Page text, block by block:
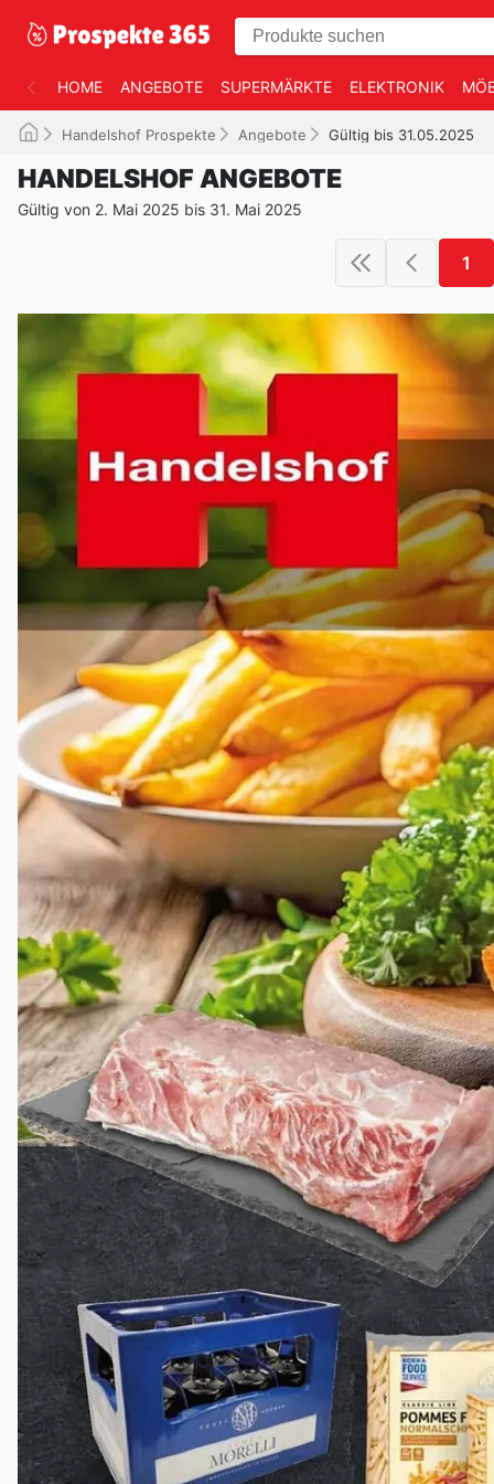
HOME ANGEBOTE SUPERMÄRKTE ELEKTRONIK
Handelshof Prospekte Angebote Gültig bis 31.05.2025
HANDELSHOF ANGEBOTE
Gültig von 2. Mai 2025 bis 31. Mai 2025
1